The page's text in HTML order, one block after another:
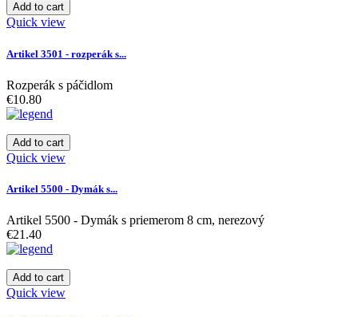
Add to cart
Quick view
Artikel 3501 - rozperák s...
Rozperák s páčidlom
€10.80
Add to cart
Quick view
Artikel 5500 - Dymák s...
Artikel 5500 - Dymák s priemerom 8 cm, nerezový
€21.40
Add to cart
Quick view